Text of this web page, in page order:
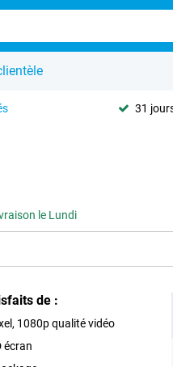
31
le Lundi
de :
1080p qualité vidéo
écran